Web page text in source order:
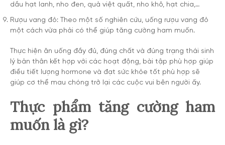
dầu hạt lanh, nho đen, quả việt quất, nho khô, hạt chia,…
Rượu vang đỏ: Theo một số nghiên cứu, uống rượu vang đỏ
một cách vừa phải có thể giúp tăng cường ham muốn.
Thực hiện ăn uống đầy đủ, đúng chất và đúng trạng thái sinh
lý bản thân kết hợp với các hoạt động, bài tập phù hợp giúp
điều tiết lượng hormone và đạt sức khỏe tốt phù hợp sẽ
giúp cơ thể mau chóng trở lại các cuộc vui bên người ấy.
Thực phẩm tăng cường ham
muốn là gì?